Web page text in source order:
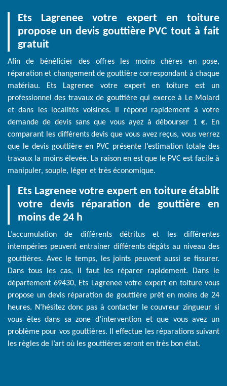
Ets Lagrenee votre expert en toiture
propose un devis gouttière PVC tout à fait
gratuit
Afin de bénéficier des offres les moins chères en pose,
réparation et changement de gouttière correspondant à chaque
matériau. Ets Lagrenee votre expert en toiture est un
professionnel des travaux de gouttière qui exerce à Le Molard
et dans les localités voisines. Il répond rapidement à votre
demande de devis sans que vous ayez à débourser 1 €. En
comparant les différents devis que vous avez reçus, vous verrez
que le devis gouttière en PVC présente l’estimation totale des
travaux la moins élevée. La raison en est que le PVC est facile à
manipuler, souple, léger et très économique.
Ets Lagrenee votre expert en toiture établit
votre devis réparation de gouttière en
moins de 24 h
L’accumulation de différents détritus et les différentes
intempéries peuvent entrainer différents dégâts au niveau des
gouttières. Avec le temps, les joints peuvent aussi se fissurer.
Dans tous les cas, il faut les réparer rapidement. Dans le
département 69430, Ets Lagrenee votre expert en toiture vous
propose un devis réparation de gouttière prêt en moins de 24
heures. N’hésitez donc pas à contacter le couvreur zingueur si
vous êtes dans sa zone d’intervention et que vous avez un
problème pour vos gouttières. Il effectue les réparations suivant
les règles de l’art où les gouttières seront en très bon état.